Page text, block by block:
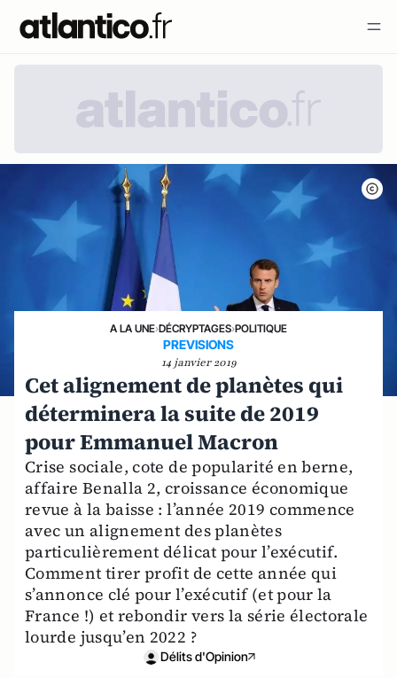
A LA UNE›DÉCRYPTAGES›POLITIQUE
PREVISIONS
14 janvier 2019
Cet alignement de planètes qui
déterminera la suite de 2019
pour Emmanuel Macron
Crise sociale, cote de popularité en berne,
affaire Benalla 2, croissance économique
revue à la baisse : l’année 2019 commence
avec un alignement des planètes
particulièrement délicat pour l’exécutif.
Comment tirer profit de cette année qui
s’annonce clé pour l’exécutif (et pour la
France !) et rebondir vers la série électorale
lourde jusqu’en 2022 ?
Délits d'Opinion